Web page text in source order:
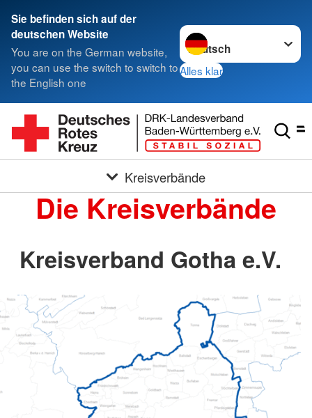
Sie befinden sich auf der
deutschen Website
You are on the German website,
you can use the switch to switch to
the English one
Sprache wechseln zu
Alles klar
Kreisverbände
Die Kreisverbände
Kreisverband Gotha e.V.